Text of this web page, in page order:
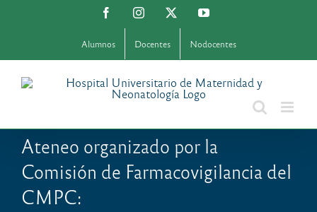
FacebookInstagram YouTube
Alumnos Docentes Nodocentes
Ateneo organizado por la
Comisión de Farmacovigilancia del
CMPC: